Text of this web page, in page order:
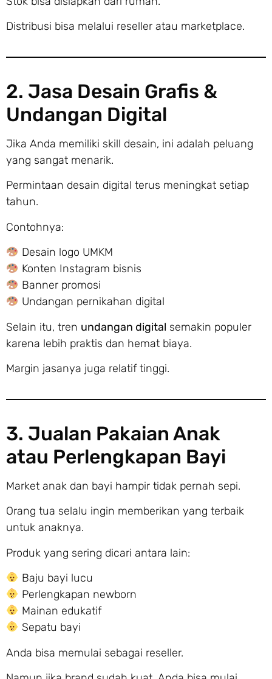
Distribusi bisa melalui reseller atau marketplace.
2. Jasa Desain Grafis &
Undangan Digital
Jika Anda memiliki skill desain, ini adalah peluang
yang sangat menarik.
Permintaan desain digital terus meningkat setiap
tahun.
Contohnya:
Desain logo UMKM
Konten Instagram bisnis
Banner promosi
Undangan pernikahan digital
Selain itu, tren undangan digital semakin populer
karena lebih praktis dan hemat biaya.
Margin jasanya juga relatif tinggi.
3. Jualan Pakaian Anak
atau Perlengkapan Bayi
Market anak dan bayi hampir tidak pernah sepi.
Orang tua selalu ingin memberikan yang terbaik
untuk anaknya.
Produk yang sering dicari antara lain:
Baju bayi lucu
Perlengkapan newborn
Mainan edukatif
Sepatu bayi
Anda bisa memulai sebagai reseller.